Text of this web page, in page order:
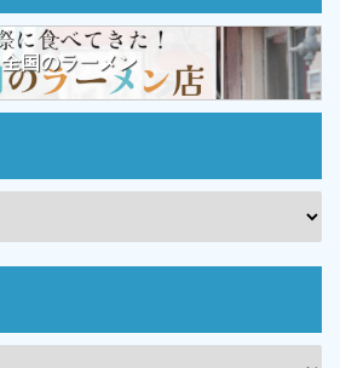
全国のラーメン